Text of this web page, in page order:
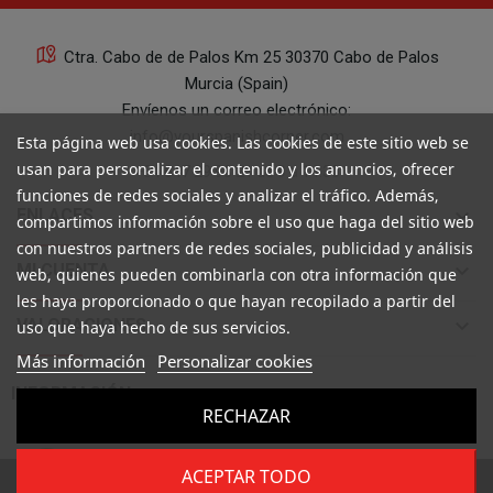
Ctra. Cabo de de Palos Km 25 30370 Cabo de Palos
Murcia (Spain)
Envíenos un correo electrónico:
info@yourspanishcorner.com
+34 647 29 98 21 de 9 a 14:30
ENLACES keyboard_arrow_down
MI CUENTA keyboard_arrow_down
VALORACIONES
INFORMACIÓN 
Esta página web usa cookies. Las cookies de este sitio web se
usan para personalizar el contenido y los anuncios, ofrecer
funciones de redes sociales y analizar el tráfico. Además,
compartimos información sobre el uso que haga del sitio web
con nuestros partners de redes sociales, publicidad y análisis
web, quienes pueden combinarla con otra información que
les haya proporcionado o que hayan recopilado a partir del
uso que haya hecho de sus servicios.
Más información Personalizar cookies
RECHAZAR
ACEPTAR TODO
Your Spanish Corner. Todos los derechos reservados